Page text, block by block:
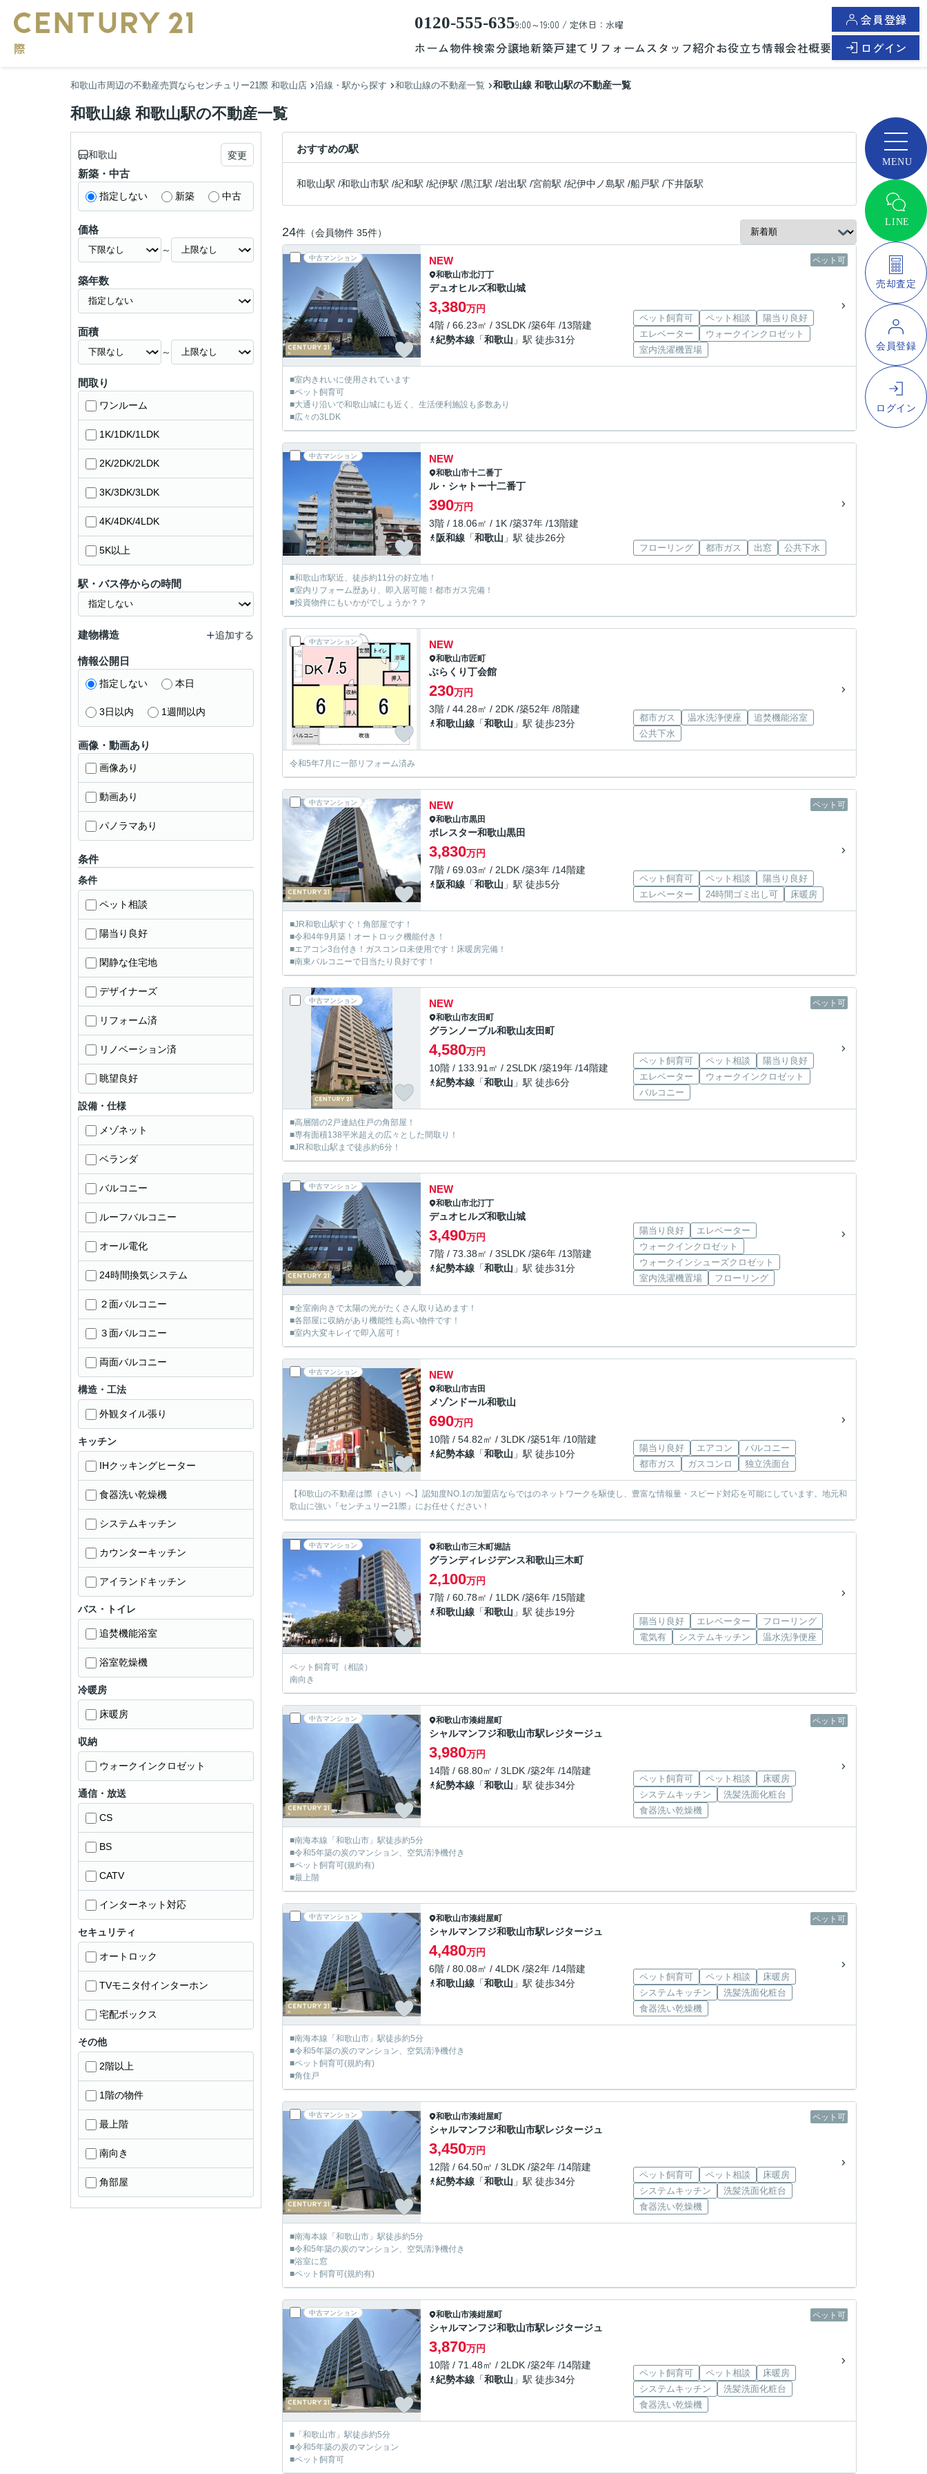
0120-555-6359:00～19:00 / 定休日：水曜
ホーム物件検索分譲地新築戸建て リフォーム スタッフ紹介お役立ち情報会社概要
会員登録
ログイン
和歌山市周辺の不動産売買ならセンチュリー21際 和歌山店 沿線・駅から探す 和歌山線の不動産一覧 和歌山線 和歌山駅の不動産一覧
和歌山線 和歌山駅の不動産一覧
おすすめの駅
和歌山駅 /和歌山市駅 /紀和駅 /紀伊駅 /黒江駅 /岩出駅 /宮前駅 /紀伊中ノ島駅 /船戸駅 /下井阪駅
24件（会員物件 35件）
中古マンション ペット可
NEW
和歌山市北汀丁
デュオヒルズ和歌山城
3,380万円
4階 / 66.23㎡ / 3SLDK /築6年 /13階建
紀勢本線 「和歌山 」駅 徒歩31分
ペット飼育可 ペット相談
陽当り良好
エレベーター
ウォークインクロゼット
室内洗濯機置場
■室内きれいに使用されています
■ペット飼育可
■大通り沿いで和歌山城にも近く、生活便利施設も多数あり
■広々の3LDK
中古マンション NEW
和歌山市十二番丁
ル・シャトー十二番丁
390万円
3階 / 18.06㎡ / 1K /築37年 /13階建
阪和線 「和歌山 」駅 徒歩26分
フローリング 都市ガス 出窓 公共下水
■和歌山市駅近、徒歩約11分の好立地！
■室内リフォーム歴あり、即入居可能！都市ガス完備！
■投資物件にもいかがでしょうか？？
中古マンション NEW
和歌山市匠町
ぶらくり丁会館
230万円
3階 / 44.28㎡ / 2DK /築52年 /8階建
和歌山線 「和歌山 」駅 徒歩23分
都市ガス 温水洗浄便座
追焚機能浴室
公共下水
令和5年7月に一部リフォーム済み
中古マンション ペット可
NEW
和歌山市黒田
ポレスター和歌山黒田
3,830万円
7階 / 69.03㎡ / 2LDK /築3年 /14階建
阪和線 「和歌山 」駅 徒歩5分
ペット飼育可 ペット相談
陽当り良好
エレベーター
24時間ゴミ出し可 床暖房
■JR和歌山駅すぐ！角部屋です！
■令和4年9月築！オートロック機能付き！
■エアコン3台付き！ガスコンロ未使用です！床暖房完備！
■南東バルコニーで日当たり良好です！
中古マンション ペット可
NEW
和歌山市友田町
グランノーブル和歌山友田町
4,580万円
10階 / 133.91㎡ / 2SLDK /築19年 /14階建
紀勢本線 「和歌山 」駅 徒歩6分
ペット飼育可 ペット相談
陽当り良好
エレベーター
ウォークインクロゼット
バルコニー
■高層階の2戸連結住戸の角部屋！
■専有面積138平米超えの広々とした間取り！
■JR和歌山駅まで徒歩約6分！
中古マンション NEW
和歌山市北汀丁
デュオヒルズ和歌山城
3,490万円
7階 / 73.38㎡ / 3SLDK /築6年 /13階建
紀勢本線 「和歌山 」駅 徒歩31分
陽当り良好
エレベーター
ウォークインクロゼット
ウォークインシューズクロゼット
室内洗濯機置場
フローリング
■全室南向きで太陽の光がたくさん取り込めます！
■各部屋に収納があり機能性も高い物件です！
■室内大変キレイで即入居可！
中古マンション NEW
和歌山市吉田
メゾンドール和歌山
690万円
10階 / 54.82㎡ / 3LDK /築51年 /10階建
紀勢本線 「和歌山 」駅 徒歩10分
陽当り良好 エアコン
バルコニー
都市ガス
ガスコンロ 独立洗面台
【和歌山の不動産は際（さい）へ】認知度NO.1の加盟店ならではのネットワークを駆使し、豊富な情報量・スピード対応を可能にしています。地元和
歌山に強い『センチュリー21際』にお任せください！
中古マンション 和歌山市三木町堀詰
グランディレジデンス和歌山三木町
2,100万円
7階 / 60.78㎡ / 1LDK /築6年 /15階建
和歌山線 「和歌山 」駅 徒歩19分
陽当り良好 エレベーター
フローリング
電気有
システムキッチン 温水洗浄便座
ペット飼育可（相談）
南向き
中古マンション ペット可
和歌山市湊紺屋町
シャルマンフジ和歌山市駅レジタージュ
3,980万円
14階 / 68.80㎡ / 3LDK /築2年 /14階建
紀勢本線 「和歌山 」駅 徒歩34分
ペット飼育可 ペット相談
床暖房
システムキッチン
洗髪洗面化粧台
食器洗い乾燥機
■南海本線「和歌山市」駅徒歩約5分
■令和5年築の炭のマンション、空気清浄機付き
■ペット飼育可(規約有)
■最上階
中古マンション ペット可
和歌山市湊紺屋町
シャルマンフジ和歌山市駅レジタージュ
4,480万円
6階 / 80.08㎡ / 4LDK /築2年 /14階建
和歌山線 「和歌山 」駅 徒歩34分
ペット飼育可 ペット相談
床暖房
システムキッチン
洗髪洗面化粧台
食器洗い乾燥機
■南海本線「和歌山市」駅徒歩約5分
■令和5年築の炭のマンション、空気清浄機付き
■ペット飼育可(規約有)
■角住戸
中古マンション ペット可
和歌山市湊紺屋町
シャルマンフジ和歌山市駅レジタージュ
3,450万円
12階 / 64.50㎡ / 3LDK /築2年 /14階建
紀勢本線 「和歌山 」駅 徒歩34分
ペット飼育可 ペット相談
床暖房
システムキッチン
洗髪洗面化粧台
食器洗い乾燥機
■南海本線「和歌山市」駅徒歩約5分
■令和5年築の炭のマンション、空気清浄機付き
■浴室に窓
■ペット飼育可(規約有)
中古マンション ペット可
和歌山市湊紺屋町
シャルマンフジ和歌山市駅レジタージュ
3,870万円
10階 / 71.48㎡ / 2LDK /築2年 /14階建
紀勢本線 「和歌山 」駅 徒歩34分
ペット飼育可 ペット相談
床暖房
システムキッチン
洗髪洗面化粧台
食器洗い乾燥機
■「和歌山市」駅徒歩約5分
■令和5年築の炭のマンション
■ペット飼育可
和歌山 変更
新築・中古
指定しない 新築 中古
価格
～
築年数
面積
～
間取り
ワンルーム
1K/1DK/1LDK
2K/2DK/2LDK
3K/3DK/3LDK
4K/4DK/4LDK
5K以上
駅・バス停からの時間
建物構造 追加する
情報公開日
指定しない 本日
3日以内 1週間以内
画像・動画あり
画像あり
動画あり
パノラマあり
条件
条件
ペット相談
陽当り良好
閑静な住宅地
デザイナーズ
リフォーム済
リノベーション済
眺望良好
設備・仕様
メゾネット
ベランダ
バルコニー
ルーフバルコニー
オール電化
24時間換気システム
２面バルコニー
３面バルコニー
両面バルコニー
構造・工法
外観タイル張り
キッチン
IHクッキングヒーター
食器洗い乾燥機
システムキッチン
カウンターキッチン
アイランドキッチン
バス・トイレ
追焚機能浴室
浴室乾燥機
冷暖房
床暖房
収納
ウォークインクロゼット
通信・放送
CS
BS
CATV
インターネット対応
セキュリティ
オートロック
TVモニタ付インターホン
宅配ボックス
その他
2階以上
1階の物件
最上階
南向き
角部屋